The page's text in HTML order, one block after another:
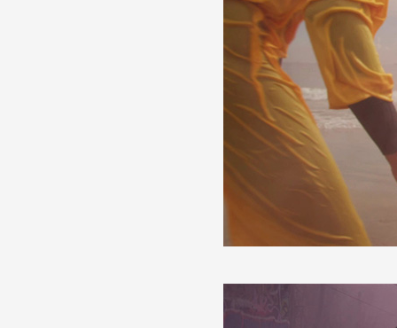
Partenaires
Crédits
Actions
Documentation
Visites d'ateliers